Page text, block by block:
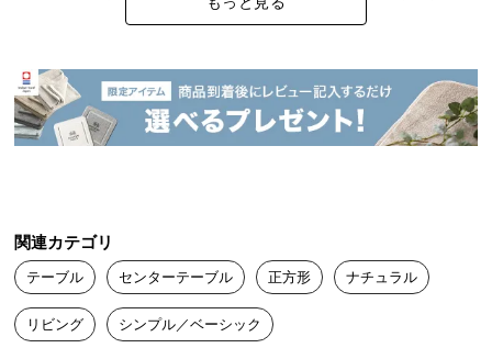
品
の
配
い
て
小
型
天板をずらせば簡単に幅の調整可能なので、ライフ
スタイルやシチュエーションに柔軟に対応できま
す。
ほな 2023/12/08
テーブルを広げられるので使いやすいです。
組み立ては苦手なので時間はかかりましたが
できました！
関連カテゴリ
テーブル センターテーブル 正方形 ナチュラル
リビング シンプル／ベーシック